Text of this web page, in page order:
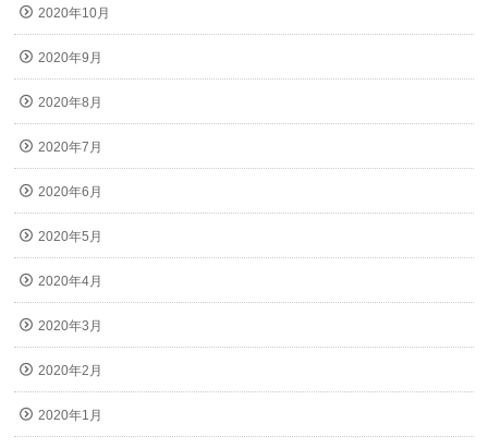
2020年10月
2020年9月
2020年8月
2020年7月
2020年6月
2020年5月
2020年4月
2020年3月
2020年2月
2020年1月